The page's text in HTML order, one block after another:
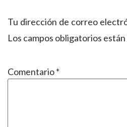
Tu dirección de correo
Los campos obligatorios
Comentario*